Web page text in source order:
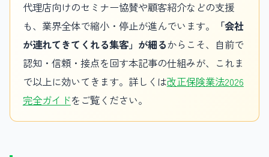
代理店向けのセミナー協賛や顧客紹介などの支援
も、業界全体で縮小・停止が進んでいます。
「会社
が連れてきてくれる集客」が細るからこそ、自前で
認知・信頼・接点を回す本記事の仕組みが、これま
で以上に効いてきます。詳しくは改正保険業法2026
完全ガイドをご覧ください。